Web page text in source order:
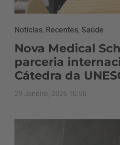
Notícias, Recentes, Saúde
Nova Medical
parceria
Cátedra da
29 Janeiro, 2026 10:55